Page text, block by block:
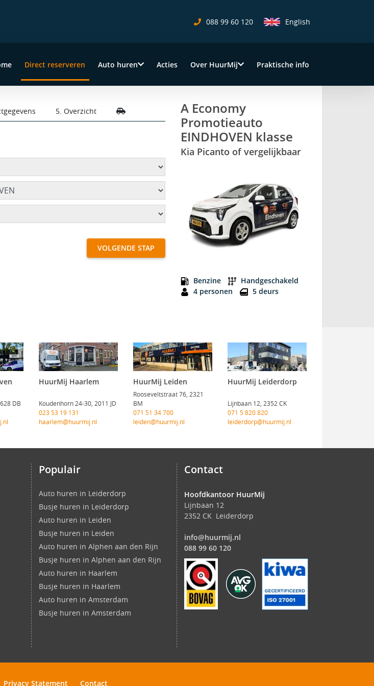
088 99 60 120 English
Direct reserveren
(current) Auto huren Acties Over HuurMij Praktische info
5. Overzicht
VOLGENDE STAP
A Economy
Promotieauto
EINDHOVEN klasse
Kia Picanto of vergelijkbaar
Benzine
Handgeschakeld
4 personen
5 deurs
DB
HuurMij Haarlem
Koudenhorn 24-30, 2011 JD
023 53 19 131
haarlem@huurmij.nl
HuurMij Leiden
Rooseveltstraat 76, 2321
BM
071 51 34 700
leiden@huurmij.nl
HuurMij Leiderdorp
Lijnbaan 12, 2352 CK
071 5 820 820
leiderdorp@huurmij.nl
Populair
Auto huren in Leiderdorp
Busje huren in Leiderdorp
Auto huren in Leiden
Busje huren in Leiden
Auto huren in Alphen aan den Rijn
Busje huren in Alphen aan den Rijn
Auto huren in Haarlem
Busje huren in Haarlem
Auto huren in Amsterdam
Busje huren in Amsterdam
Contact
Hoofdkantoor HuurMij
Lijnbaan 12
2352 CK Leiderdorp
info@huurmij.nl
088 99 60 120
Privacy Statement Contact